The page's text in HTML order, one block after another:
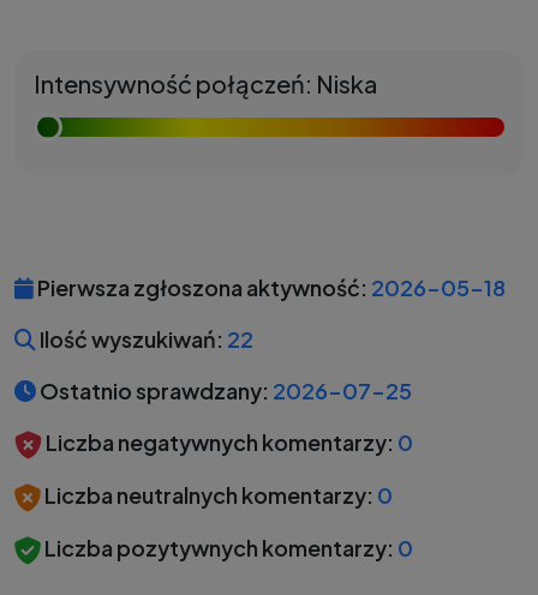
Intensywność połączeń: Niska
Pierwsza zgłoszona aktywność: 2026-05-18
Ilość wyszukiwań: 22
Ostatnio sprawdzany: 2026-07-25
Liczba negatywnych komentarzy: 0
Liczba neutralnych komentarzy: 0
Liczba pozytywnych komentarzy: 0